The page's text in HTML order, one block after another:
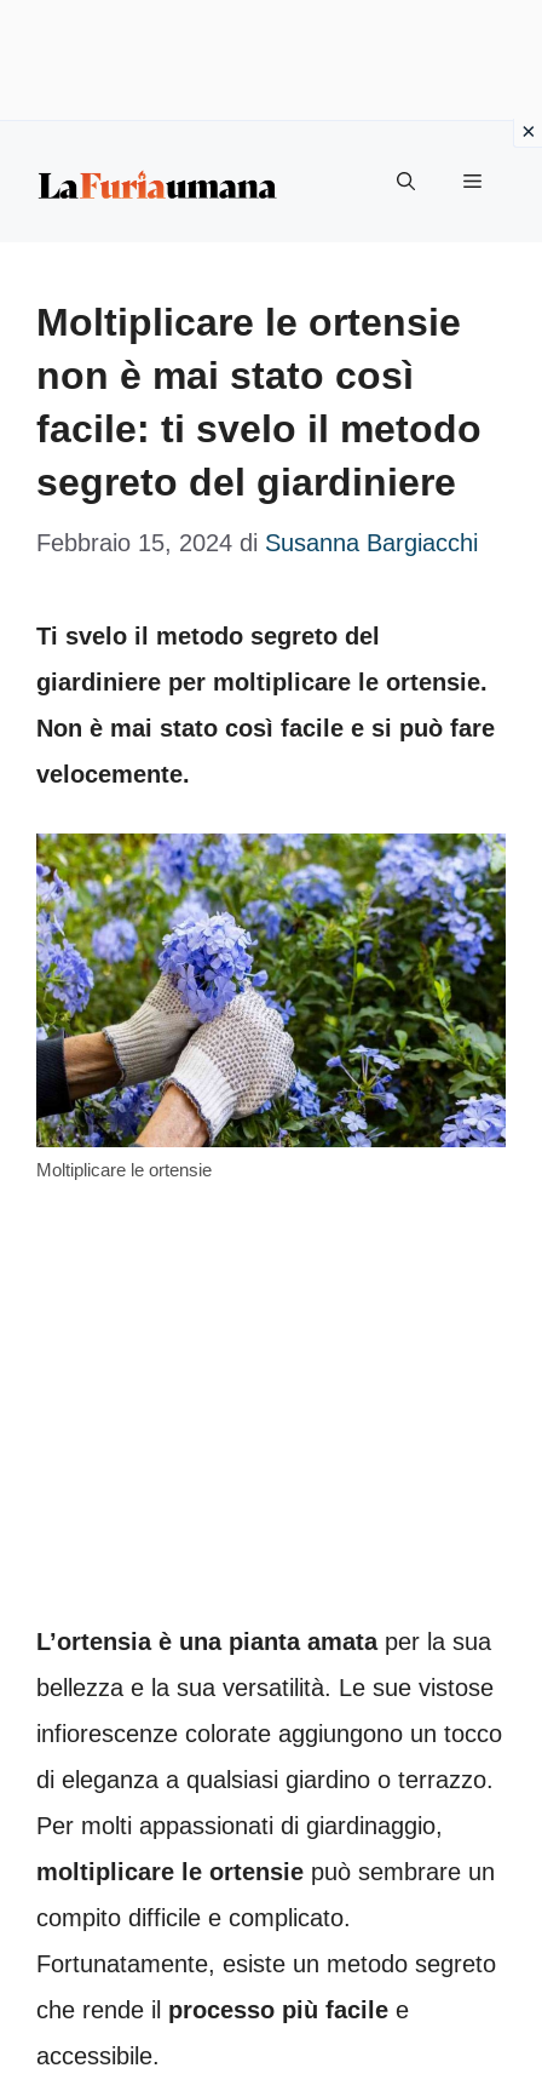
Menu
Moltiplicare le ortensie
non è mai stato così
facile: ti svelo il metodo
segreto del giardiniere
Febbraio 15, 2024 di Susanna Bargiacchi
Ti svelo il metodo segreto del
giardiniere per moltiplicare le ortensie.
Non è mai stato così facile e si può fare
velocemente.
Moltiplicare le ortensie
L’ortensia è una pianta amataper la sua
bellezza e la sua versatilità. Le sue vistose
infiorescenze colorate aggiungono un tocco
di eleganza a qualsiasi giardino o terrazzo.
Per molti appassionati di giardinaggio,
moltiplicare le ortensie può sembrare un
compito difficile e complicato.
Fortunatamente, esiste un metodo segreto
che rende il processo più facile e
accessibile.